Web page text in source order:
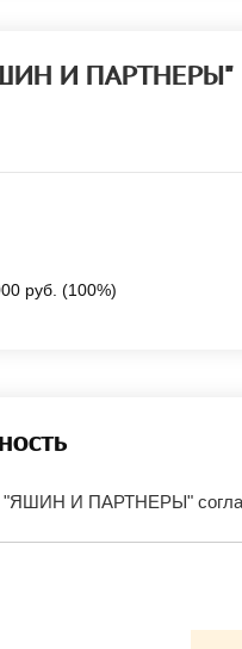
И ПАРТНЕРЫ"
руб. (100%)
И ПАРТНЕРЫ"